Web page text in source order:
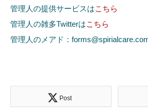
管理人の提供サービスはこちら
管理人の雑多Twitterはこちら
管理人のメアド：
Post